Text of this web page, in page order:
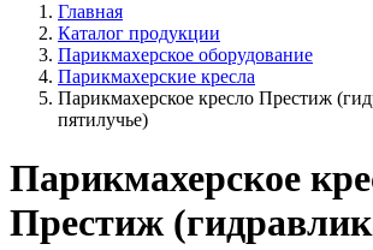
Главная
Каталог продукции
Парикмахерское оборудование
Парикмахерские кресла
Парикмахерское кресло Престиж
пятилучье)
Парикмахерское
Престиж